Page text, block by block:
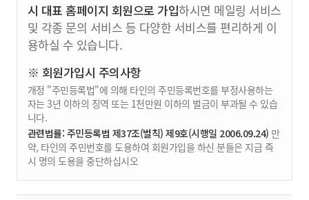
시 대표 홈페이지 회원으로 가입하시면 메일링 서비스
및 각종 문의 서비스 등 다양한 서비스를 편리하게 이
용하실 수 있습니다.
※ 회원가입시 주의사항
개정 "주민등록법"에 의해 타인의 주민등록번호를 부정사용하는
자는 3년 이하의 징역 또는 1천만원 이하의 벌금이 부과될 수 있습
니다.
관련법률: 주민등록법 제37조(벌칙) 제9호(시행일 2006.09.24) 만
약, 타인의 주민번호를 도용하여 회원가입을 하신 분들은 지금 즉
시 명의 도용을 중단하십시오